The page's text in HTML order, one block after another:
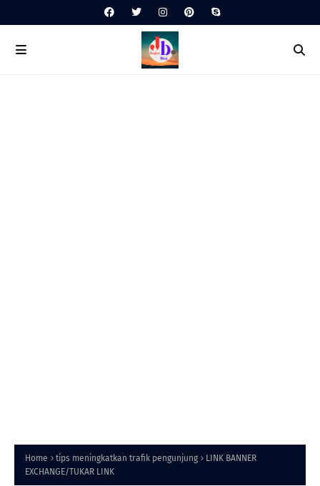
Home tips meningkatkan trafik pengunjung
LINK BANNER
EXCHANGE/TUKAR LINK